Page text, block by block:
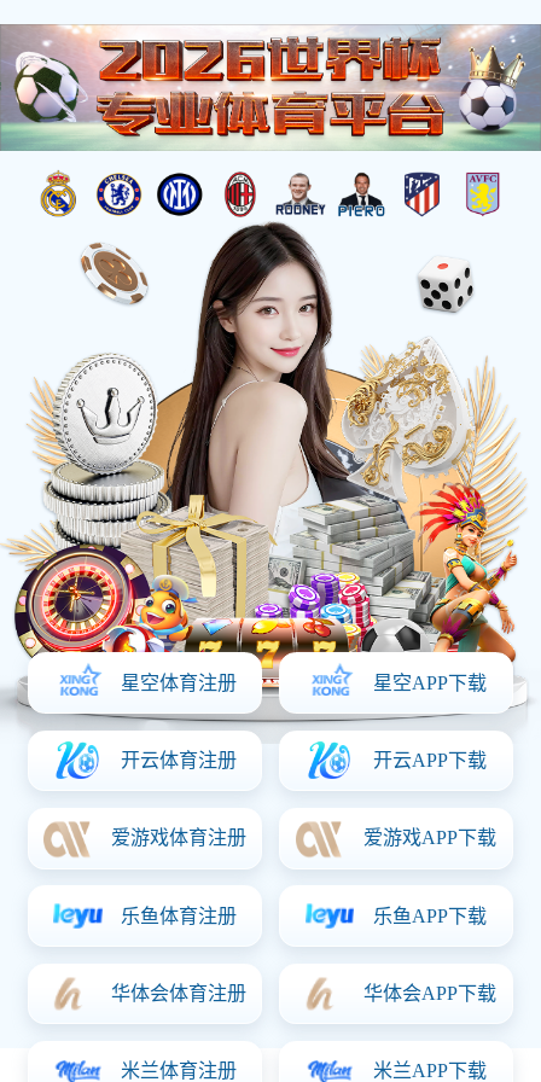
服务与支持
下载中心 常见问题
下载中心
最新企业介绍及产品相关资料
资料名称 文档大小 操作
目录册-SAQCN 11.37MB
公司简介-猜球 6.69MB